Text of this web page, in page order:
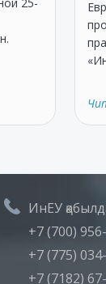
ИнЕУ
+7 (700)
+7 (775)
+7 (7182)